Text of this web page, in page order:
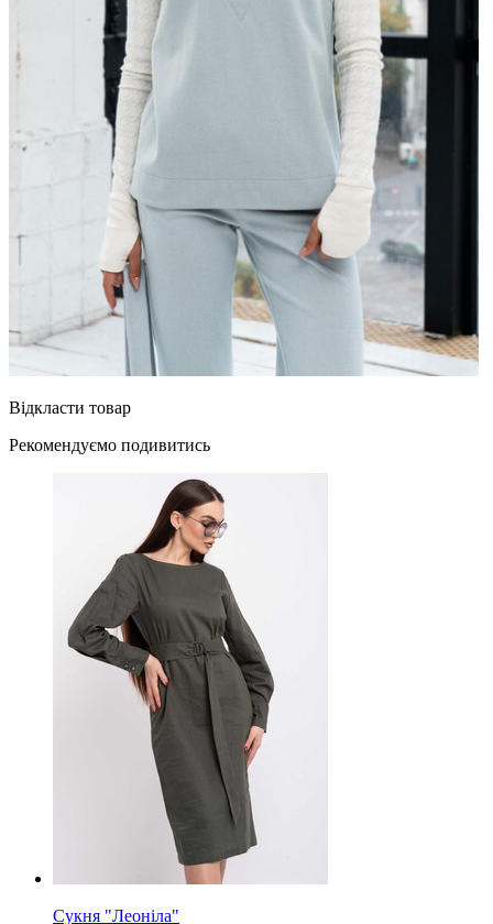
Відкласти товар
Рекомендуємо подивитись
Сукня "Леоніла"